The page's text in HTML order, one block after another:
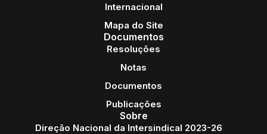
Internacional
Mapa do Site
Documentos
Resoluções
Notas
Documentos
Publicações
Sobre
Direção Nacional da Intersindical 2023-26